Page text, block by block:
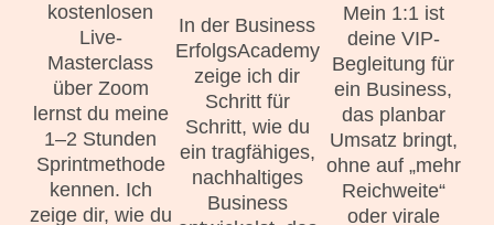
kostenlosen
Live-
Masterclass
über Zoom
lernst du meine
1–2 Stunden
Sprintmethode
kennen. Ich
zeige dir, wie du
In der Business
ErfolgsAcademy
zeige ich dir
Schritt für
Schritt, wie du
ein tragfähiges,
nachhaltiges
Business
Mein 1:1 ist
deine VIP-
Begleitung für
ein Business,
das planbar
Umsatz bringt,
ohne auf „mehr
Reichweite“
oder virale